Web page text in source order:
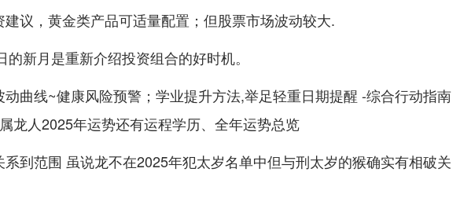
建议，黄金类产品可适量配置；但股票市场波动较大.
的新月是重新介绍投资组合的好时机。
动曲线~健康风险预警；学业提升方法,举足轻重日期提醒 -综合行动指南
龙人2025年运势还有运程学历、全年运势总览
系到范围 虽说龙不在2025年犯太岁名单中但与刑太岁的猴确实有相破关